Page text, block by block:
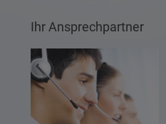
Ihr Ansprechpartner